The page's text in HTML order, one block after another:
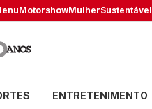
MotorshowMulherSustentável
ENTRETENIMENTO